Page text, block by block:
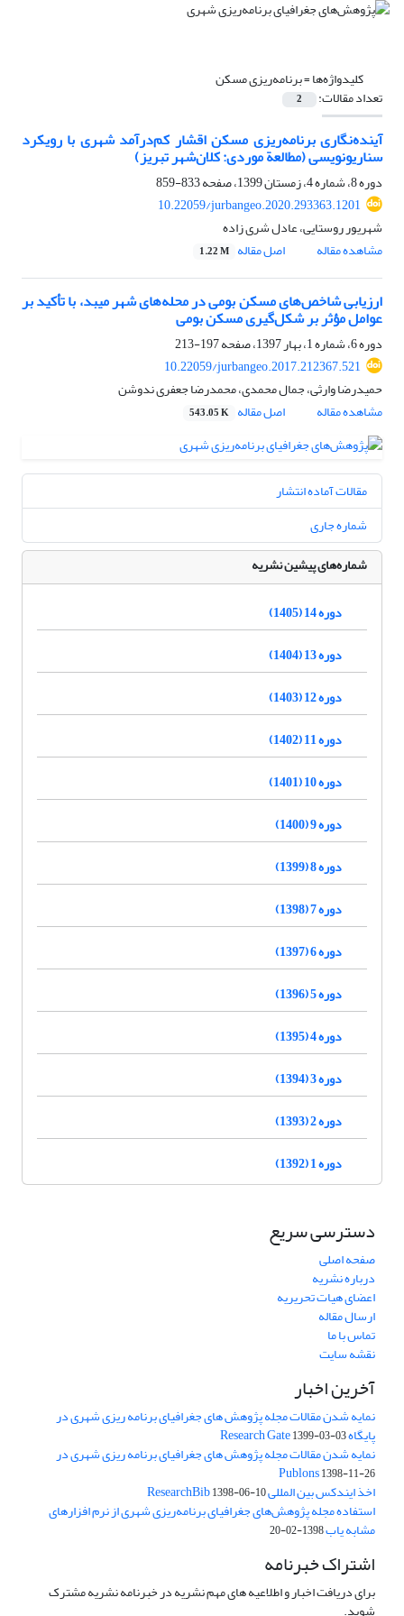
کلیدواژه‌ها =برنامه‌ریزی مسکن
تعداد مقالات: 2
آینده‌نگاری برنامه‌ریزی مسکن اقشار کم‌درآمد شهری با رویکرد
سناریونویسی (مطالعة موردی: کلان‌شهر تبریز)
دوره 8، شماره 4، زمستان 1399، صفحه
833-859
10.22059/jurbangeo.2020.293363.1201
شهریور روستایی، عادل شری زاده
مشاهده مقاله
اصل مقاله 1.22 M
ارزیابی شاخص‌های مسکن بومی در محله‌های شهر میبد، با تأکید بر
عوامل مؤثر بر شکل‌گیری مسکن بومی
دوره 6، شماره 1، بهار 1397، صفحه
197-213
10.22059/jurbangeo.2017.212367.521
حمیدرضا وارثی، جمال محمدی، محمدرضا جعفری ندوشن
مشاهده مقاله
اصل مقاله 543.05 K
مقالات آماده انتشار
شماره جاری
شماره‌های پیشین نشریه
دوره 14 (1405)
دوره 13 (1404)
دوره 12 (1403)
دوره 11 (1402)
دوره 10 (1401)
دوره 9 (1400)
دوره 8 (1399)
دوره 7 (1398)
دوره 6 (1397)
دوره 5 (1396)
دوره 4 (1395)
دوره 3 (1394)
دوره 2 (1393)
دوره 1 (1392)
دسترسی سریع
صفحه اصلی
درباره نشریه
اعضای هیات تحریریه
ارسال مقاله
تماس با ما
نقشه سایت
آخرین اخبار
نمایه شدن مقالات مجله پژوهش های جغرافیای برنامه ریزی شهری در
پایگاه Research Gate1399-03-03
نمایه شدن مقالات مجله پژوهش های جغرافیای برنامه ریزی شهری در
Publons1398-11-26
اخذ ایندکس بین المللی ResearchBib1398-06-10
استفاده مجله پژوهش‌های جغرافیای برنامه‌ریزی شهری از نرم افزارهای
مشابه یاب1398-02-20
اشتراک خبرنامه
برای دریافت اخبار و اطلاعیه های مهم نشریه در خبرنامه نشریه مشترک
شوید.